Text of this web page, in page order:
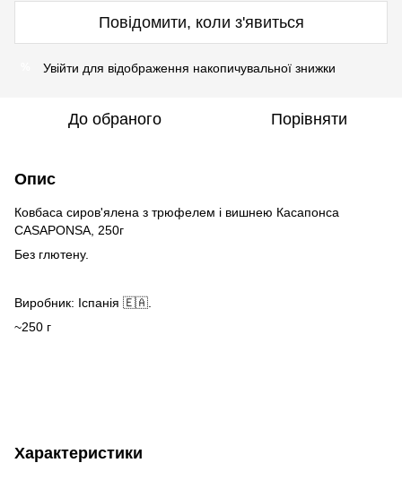
Повідомити, коли з'явиться
Увійти для відображення накопичувальної знижки
До обраного Порівняти
Опис
Ковбаса сиров'ялена з трюфелем і вишнею Касапонса
CASAPONSA, 250г
Без глютену.
Виробник: Іспанія 🇪🇦.
~250 г
Характеристики